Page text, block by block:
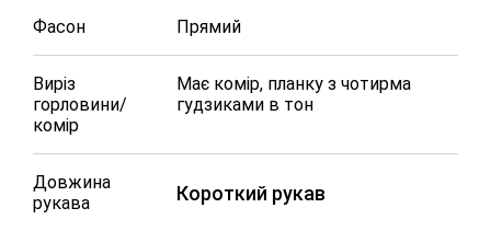
Фасон Прямий
Виріз
горловини/
комір
Має комір, планку з чотирма
гудзиками в тон
Довжина
рукава
Короткий рукав